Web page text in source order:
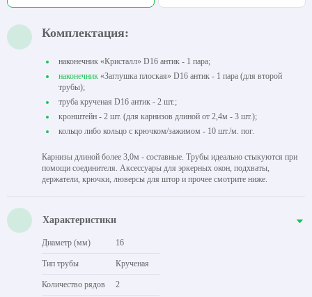
Комплектация:
наконечник «Кристалл» D16 антик - 1 пара;
наконечник «Заглушка плоская» D16 антик - 1 пара (для второй
трубы);
труба крученая D16 антик - 2 шт.;
кронштейн - 2 шт. (для карнизов длиной от 2,4м - 3 шт.);
кольцо либо кольцо с крючком/зажимом - 10 шт./м. пог.
Карнизы длиной более 3,0м - составные. Трубы идеально стыкуются при
помощи соединителя. Аксессуары для эркерных окон, подхваты,
держатели, крючки, люверсы для штор и прочее смотрите ниже.
Характеристики
Диаметр (мм) 16
Тип трубы Крученая
Количество рядов 2